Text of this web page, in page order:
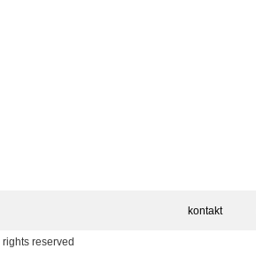
kontakt
reserved